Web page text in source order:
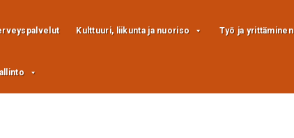
Kulttuuri, liikunta ja nuoriso Työ ja yrittäminen